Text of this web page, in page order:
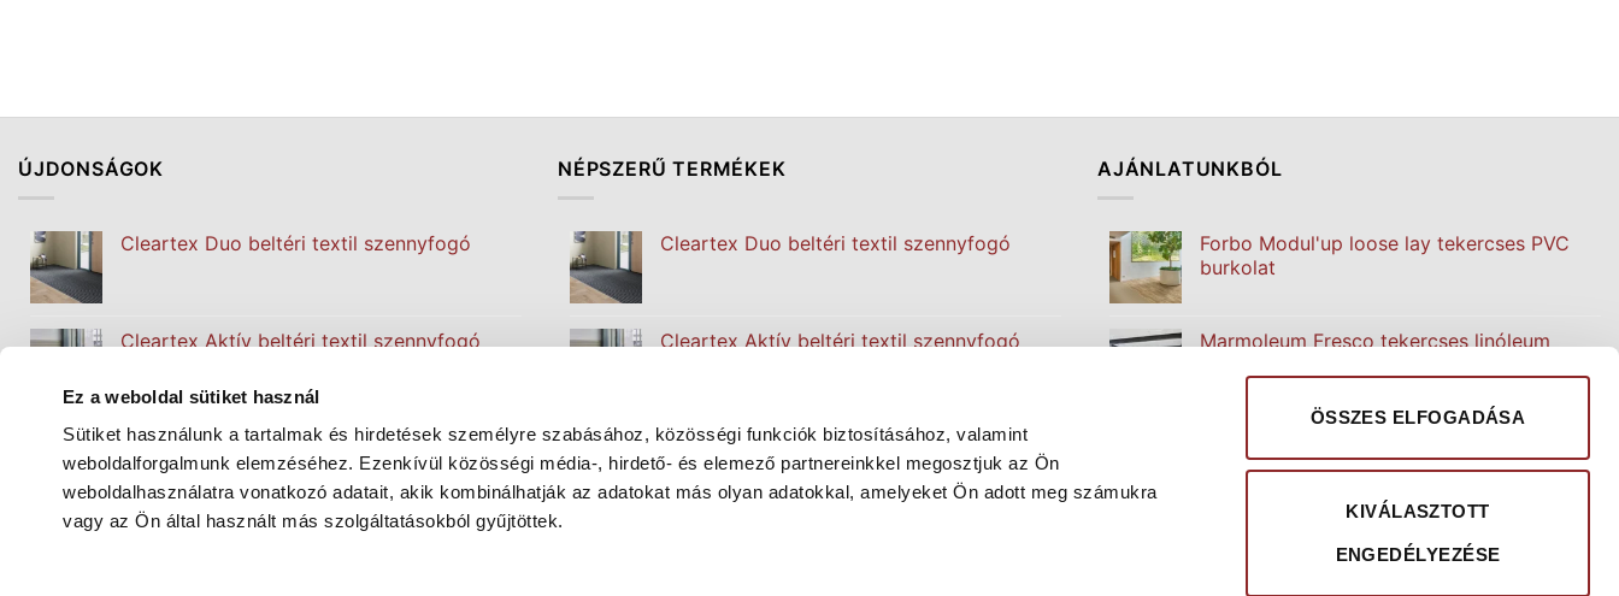
Ez a weboldal sütiket használ
Sütiket használunk a tartalmak és hirdetések személyre szabásához, közösségi funkciók biztosításához, valamint
weboldalforgalmunk elemzéséhez. Ezenkívül közösségi média-, hirdető- és elemező partnereinkkel megosztjuk az Ön
weboldalhasználatra vonatkozó adatait, akik kombinálhatják az adatokat más olyan adatokkal, amelyeket Ön adott meg számukra
vagy az Ön által használt más szolgáltatásokból gyűjtöttek.
ÖSSZES ELFOGADÁSA
KIVÁLASZTOTT
ENGEDÉLYEZÉSE
ÚJDONSÁGOK
Cleartex Duo beltéri textil szennyfogó
Cleartex Aktív beltéri textil szennyfogó
Cleartex Classic beltéri textil szennyfogó
®
Line moduláris aluprofilos
NÉPSZERŰ TERMÉKEK
Cleartex Duo beltéri textil szennyfogó
Cleartex Aktív beltéri textil szennyfogó
Cleartex Classic beltéri textil szennyfogó
AJÁNLATUNKBÓL
Forbo Modul'up loose lay tekercses PVC
burkolat
Marmoleum Fresco tekercses linóleum
burkolat